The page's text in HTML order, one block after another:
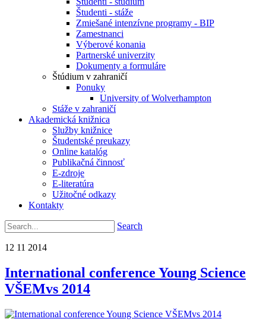
Študenti - stáže
Zmiešané intenzívne programy - BIP
Zamestnanci
Výberové konania
Partnerské univerzity
Dokumenty a formuláre
Štúdium v zahraničí
Ponuky
University of Wolverhampton
Stáže v zahraničí
Akademická knižnica
Služby knižnice
Študentské preukazy
Online katalóg
Publikačná činnosť
E-zdroje
E-literatúra
Užitočné odkazy
Kontakty
Search
12 11 2014
International conference Young Science
VŠEMvs 2014